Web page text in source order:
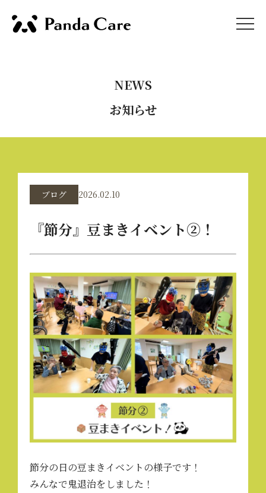
NEWS
お知らせ
ブログ 2026.02.10
『節分』豆まきイベント②！
節分の日の豆まきイベントの様子です！
みんなで鬼退治をしました！